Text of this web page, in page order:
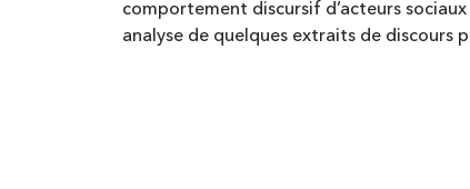
comportement discursif d’acteurs
analyse de quelques extraits de discours